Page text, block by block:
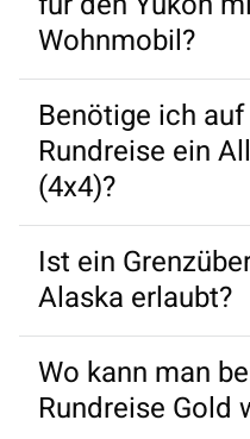
Wohnmobil?
Juni bis August für
Polarlichter.
Benötige ich
Rundreise ein
(4x4)?
Für Schotterpisten wie
4x4 Truck Camper ratsam.
Ist ein
Alaska erlaubt?
Ja, Fahrten nach
der Regel gestattet.
Wo kann man
Rundreise Gold